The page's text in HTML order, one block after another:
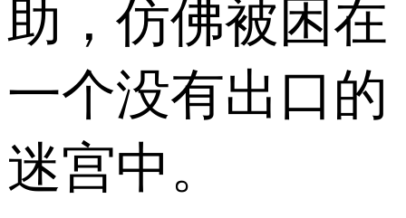
助，仿佛被困在
一个没有出口的
迷宫中。